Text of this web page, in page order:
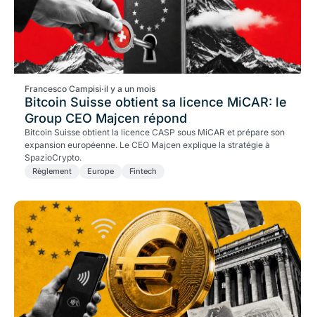
Francesco Campisi·il y a un mois
Bitcoin Suisse obtient sa licence MiCAR: le
Group CEO Majcen répond
Bitcoin Suisse obtient la licence CASP sous MiCAR et prépare son
expansion européenne. Le CEO Majcen explique la stratégie à
SpazioCrypto.
Règlement Europe Fintech